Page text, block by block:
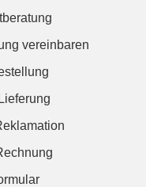
vereinbaren